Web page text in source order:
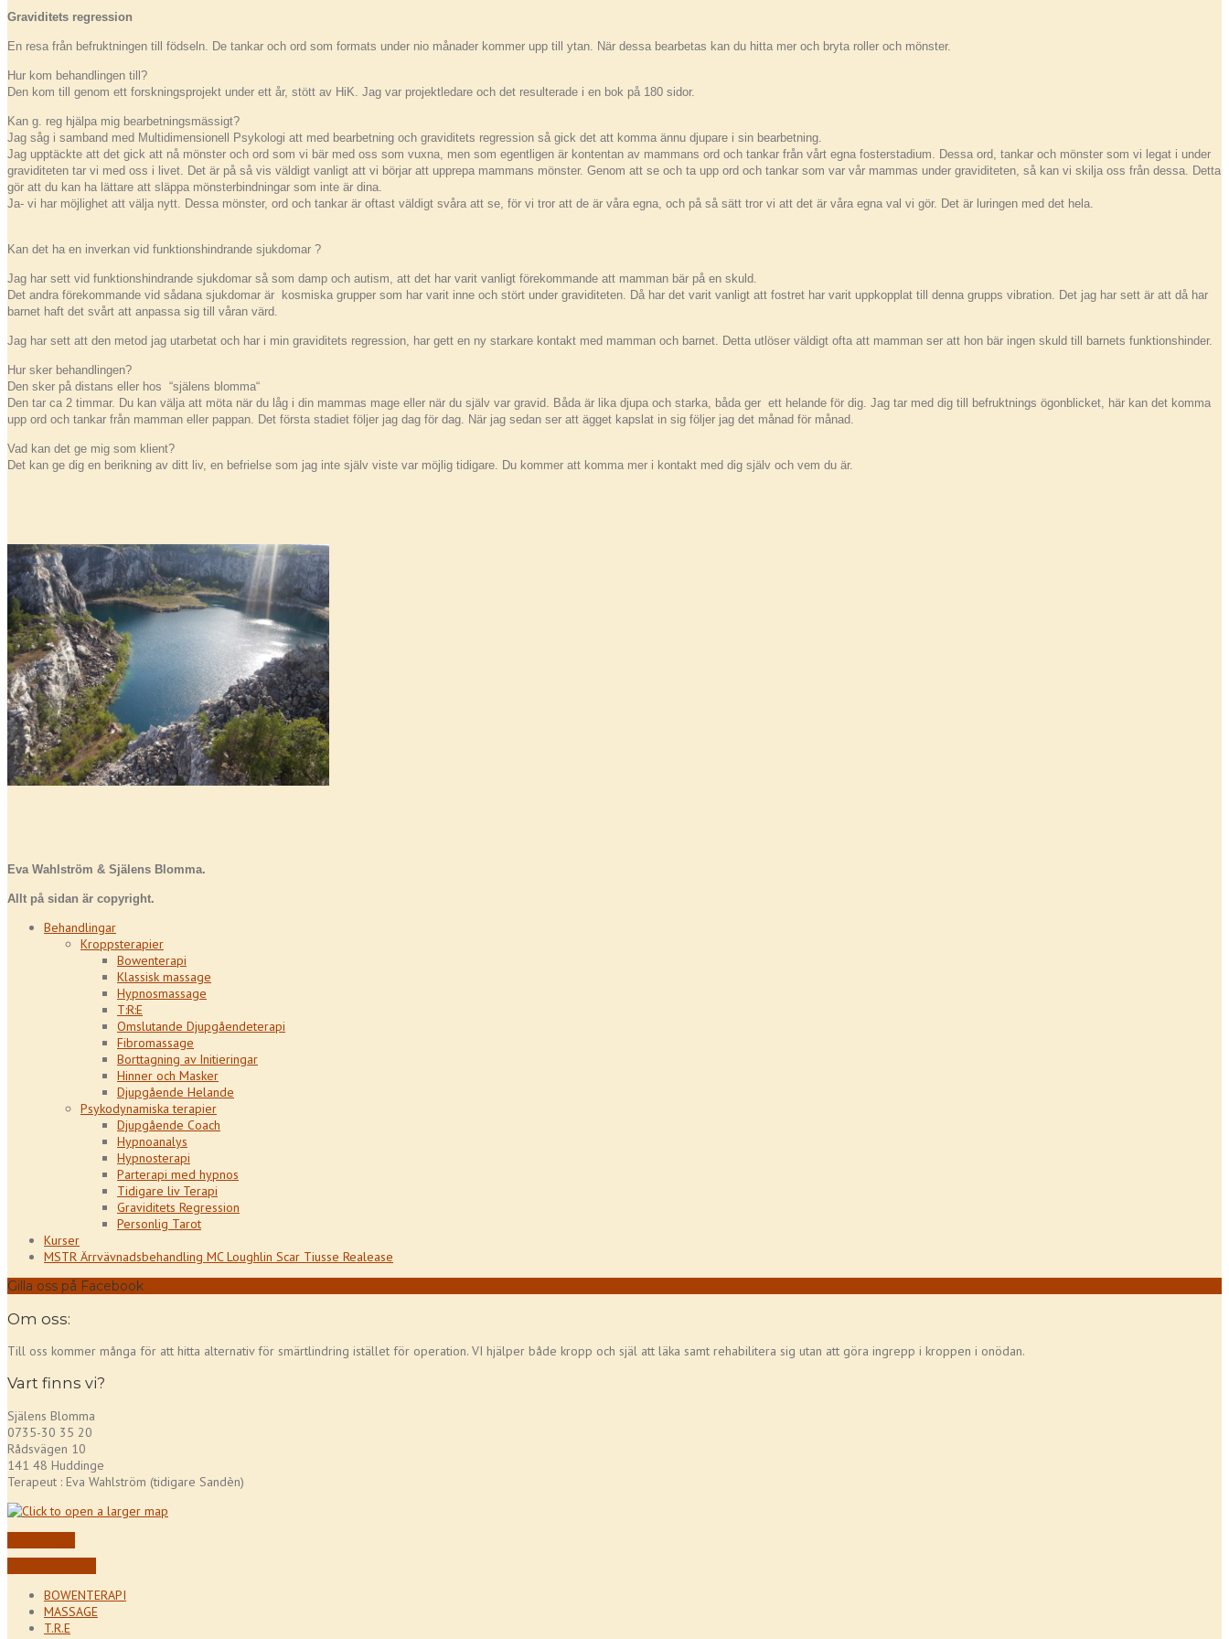
Graviditets regression
En resa från befruktningen till födseln. De tankar och ord som formats under nio månader kommer upp till ytan. När dessa bearbetas kan du hitta mer och bryta roller och mönster.
Hur kom behandlingen till?
Den kom till genom ett forskningsprojekt under ett år, stött av HiK. Jag var projektledare och det resulterade i en bok på 180 sidor.
Kan g. reg hjälpa mig bearbetningsmässigt?
Jag såg i samband med Multidimensionell Psykologi att med bearbetning och graviditets regression så gick det att komma ännu djupare i sin bearbetning.
Jag upptäckte att det gick att nå mönster och ord som vi bär med oss som vuxna, men som egentligen är kontentan av mammans ord och tankar från vårt egna fosterstadium. Dessa ord, tankar och mönster som vi legat i under
graviditeten tar vi med oss i livet. Det är på så vis väldigt vanligt att vi börjar att upprepa mammans mönster. Genom att se och ta upp ord och tankar som var vår mammas under graviditeten, så kan vi skilja oss från dessa. Detta
gör att du kan ha lättare att släppa mönsterbindningar som inte är dina.
Ja- vi har möjlighet att välja nytt. Dessa mönster, ord och tankar är oftast väldigt svåra att se, för vi tror att de är våra egna, och på så sätt tror vi att det är våra egna val vi gör. Det är luringen med det hela.
Kan det ha en inverkan vid funktionshindrande sjukdomar ?
Jag har sett vid funktionshindrande sjukdomar så som damp och autism, att det har varit vanligt förekommande att mamman bär på en skuld.
Det andra förekommande vid sådana sjukdomar är kosmiska grupper som har varit inne och stört under graviditeten. Då har det varit vanligt att fostret har varit uppkopplat till denna grupps vibration. Det jag har sett är att då har
barnet haft det svårt att anpassa sig till våran värd.
Jag har sett att den metod jag utarbetat och har i min graviditets regression, har gett en ny starkare kontakt med mamman och barnet. Detta utlöser väldigt ofta att mamman ser att hon bär ingen skuld till barnets funktionshinder.
Hur sker behandlingen?
Den sker på distans eller hos “själens blomma“
Den tar ca 2 timmar. Du kan välja att möta när du låg i din mammas mage eller när du själv var gravid. Båda är lika djupa och starka, båda ger ett helande för dig. Jag tar med dig till befruktnings ögonblicket, här kan det komma
upp ord och tankar från mamman eller pappan. Det första stadiet följer jag dag för dag. När jag sedan ser att ägget kapslat in sig följer jag det månad för månad.
Vad kan det ge mig som klient?
Det kan ge dig en berikning av ditt liv, en befrielse som jag inte själv viste var möjlig tidigare. Du kommer att komma mer i kontakt med dig själv och vem du är.
Eva Wahlström & Själens Blomma.
Allt på sidan är copyright.
Behandlingar
Kroppsterapier
Bowenterapi
Klassisk massage
Hypnosmassage
T:R:E
Omslutande Djupgåendeterapi
Fibromassage
Borttagning av Initieringar
Hinner och Masker
Djupgående Helande
Psykodynamiska terapier
Djupgående Coach
Hypnoanalys
Hypnosterapi
Parterapi med hypnos
Tidigare liv Terapi
Graviditets Regression
Personlig Tarot
Kurser
MSTR Ärrvävnadsbehandling MC Loughlin Scar Tiusse Realease
Gilla oss på Facebook
Om oss:
Till oss kommer många för att hitta alternativ för smärtlindring istället för operation. VI hjälper både kropp och själ att läka samt rehabilitera sig utan att göra ingrepp i kroppen i onödan.
Vart finns vi?
Själens Blomma
0735-30 35 20
Rådsvägen 10
141 48 Huddinge
Terapeut : Eva Wahlström (tidigare Sandèn)
BOWENTERAPI
MASSAGE
T.R.E